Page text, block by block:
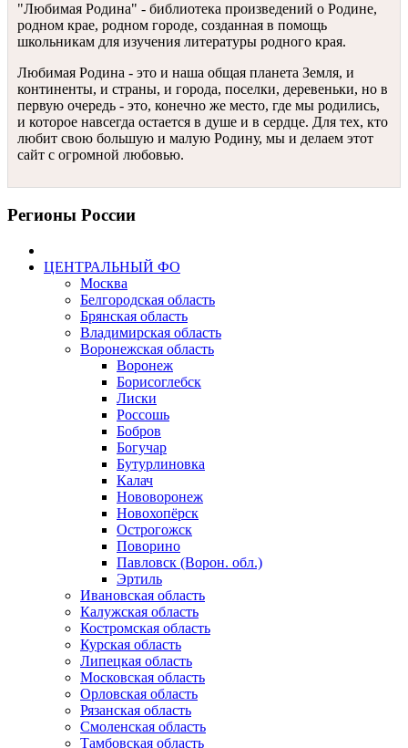
"Любимая Родина" - библиотека произведений о Родине,
родном крае, родном городе, созданная в помощь
школьникам для изучения литературы родного края.
Любимая Родина - это и наша общая планета Земля, и
континенты, и страны, и города, поселки, деревеньки, но в
первую очередь - это, конечно же место, где мы родились,
и которое навсегда остается в душе и в сердце. Для тех, кто
любит свою большую и малую Родину, мы и делаем этот
сайт с огромной любовью.
Регионы России
ЦЕНТРАЛЬНЫЙ ФО
Москва
Белгородская область
Брянская область
Владимирская область
Воронежская область
Воронеж
Борисоглебск
Лиски
Россошь
Бобров
Богучар
Бутурлиновка
Калач
Нововоронеж
Новохопёрск
Острогожск
Поворино
Павловск (Ворон. обл.)
Эртиль
Ивановская область
Калужская область
Костромская область
Курская область
Липецкая область
Московская область
Орловская область
Рязанская область
Смоленская область
Тамбовская область